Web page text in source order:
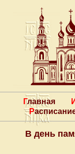
Главная
В день